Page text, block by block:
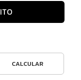
CALCULAR